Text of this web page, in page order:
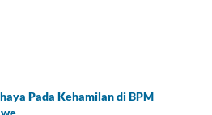
Pada Kehamilan di BPM